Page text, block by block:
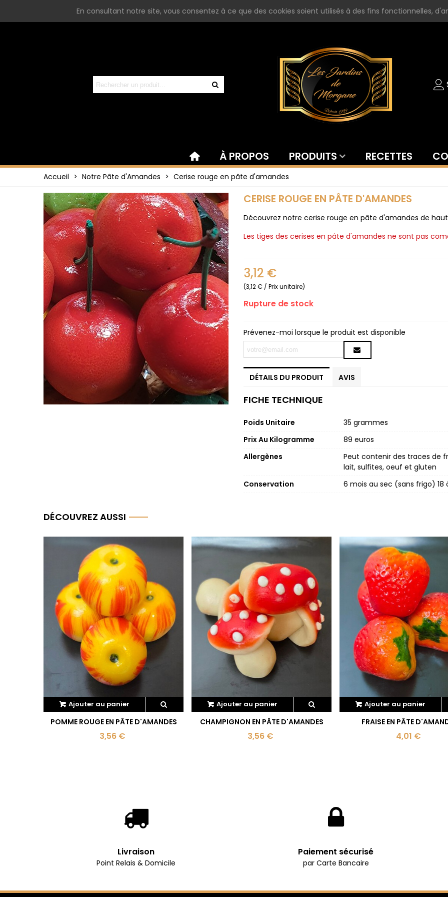
En consultant notre site, vous consentez à ce que des cookies soient utilisés à des fins fonctionnelles,
À PROPOS PRODUITS RECETTES
Accueil > Notre Pâte d'Amandes > Cerise rouge en pâte d'amandes
CERISE ROUGE EN PÂTE D'AMANDES
Découvrez notre cerise rouge en pâte d'amandes de
Les tiges des cerises en pâte d'amandes ne sont pas
3,12 €
(3,12 € / Prix unitaire)
Rupture de stock
Prévenez-moi lorsque le produit est disponible
DÉTAILS DU PRODUIT AVIS
FICHE TECHNIQUE
Poids Unitaire
35 grammes
Prix Au Kilogramme
89 euros
Allergènes
Peut contenir des traces de
lait, sulfites, oeuf et gluten
Conservation
6 mois au sec (sans frigo) 18
DÉCOUVREZ AUSSI
Ajouter au panier
POMME ROUGE EN PÂTE D'AMANDES
3,56 €
Ajouter au panier
CHAMPIGNON EN PÂTE D'AMANDES
3,56 €
Ajouter au panier
FRAISE EN PÂTE
4,01 €
Livraison
Point Relais & Domicile
Paiement sécurisé
par Carte Bancaire